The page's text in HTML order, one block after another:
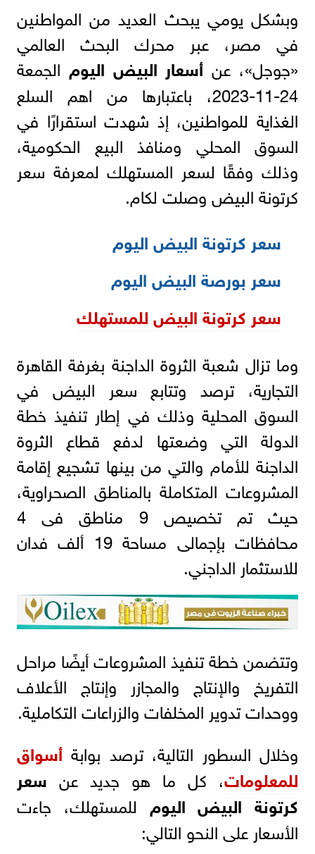
وبشكل يومي يبحث العديد من المواطنين
في مصر، عبر محرك البحث العالمي
«جوجل»، عنأسعار البيض اليوم الجمعة
24-11-2023، باعتبارها من اهم السلع
الغذاية للمواطنين، إذ شهدت استقرارًا في
السوق المحلي ومنافذ البيع الحكومية،
وذلك وفقًا لسعر المستهلك لمعرفة سعر
كرتونة البيض وصلت لكام.
سعر كرتونة البيض اليوم
سعر بورصة البيض اليوم
سعر كرتونة البيض للمستهلك
وما تزال شعبة الثروة الداجنة بغرفة القاهرة
التجارية، ترصد وتتابع سعر البيض في
السوق المحلية وذلك في إطار تنفيذ خطة
الدولة التي وضعتها لدفع قطاع الثروة
الداجنة للأمام والتي من بينها تشجيع إقامة
المشروعات المتكاملة بالمناطق الصحراوية،
حيث تم تخصيص 9 مناطق فى 4
محافظات بإجمالى مساحة 19 ألف فدان
للاستثمار الداجني.
وتتضمن خطة تنفيذ المشروعات أيضًا مراحل
التفريخ والإنتاج والمجازر وإنتاج الأعلاف
ووحدات تدوير المخلفات والزراعات التكاملية.
وخلال السطور التالية، ترصد بوابة أسواق
للمعلومات، كل ما هو جديد عن سعر
كرتونة البيض اليوم للمستهلك، جاءت
الأسعار على النحو التالي: